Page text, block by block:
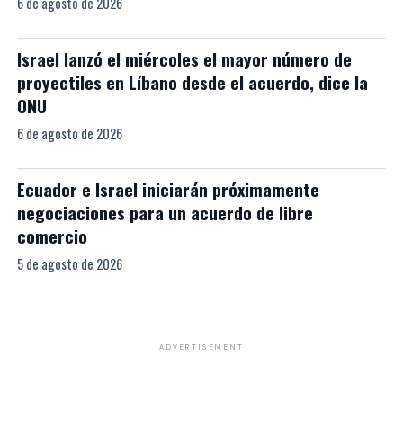
Israel lanzó el miércoles el mayor número de
proyectiles en Líbano desde el acuerdo, dice la
ONU
6 de agosto de 2026
Ecuador e Israel iniciarán próximamente
negociaciones para un acuerdo de libre
comercio
5 de agosto de 2026
ADVERTISEMENT